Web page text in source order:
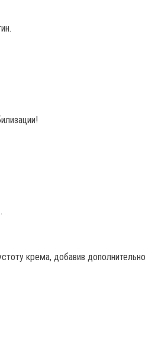
крема, добавив дополнительно